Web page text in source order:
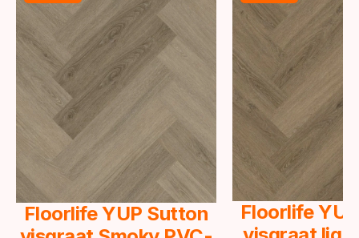
Floorlife YUP Sutton
Floorlife